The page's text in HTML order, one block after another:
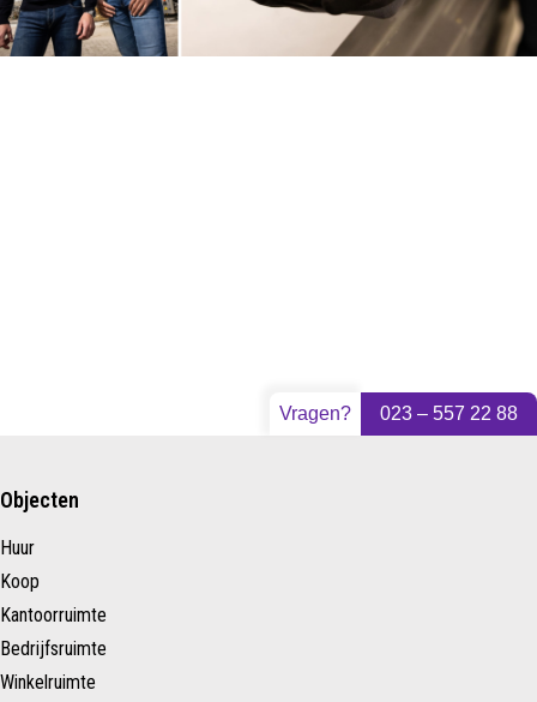
Vragen? 023 – 557 22 88
Objecten
Huur
Koop
Kantoorruimte
Bedrijfsruimte
Winkelruimte